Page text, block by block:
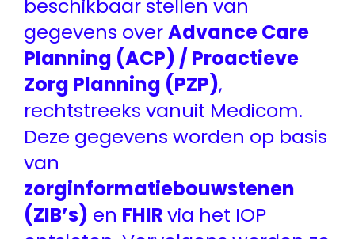
beschikbaar stellen van
gegevens overAdvance Care
Planning (ACP) / Proactieve
Zorg Planning (PZP),
rechtstreeks vanuit Medicom.
Deze gegevens worden op basis
van
zorginformatiebouwstenen
(ZIB’s) en FHIRvia het IOP